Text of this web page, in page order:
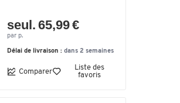
seul. 65,99 €
par p.
Délai de livraison : dans 2 semaines
Comparer
Liste des
favoris